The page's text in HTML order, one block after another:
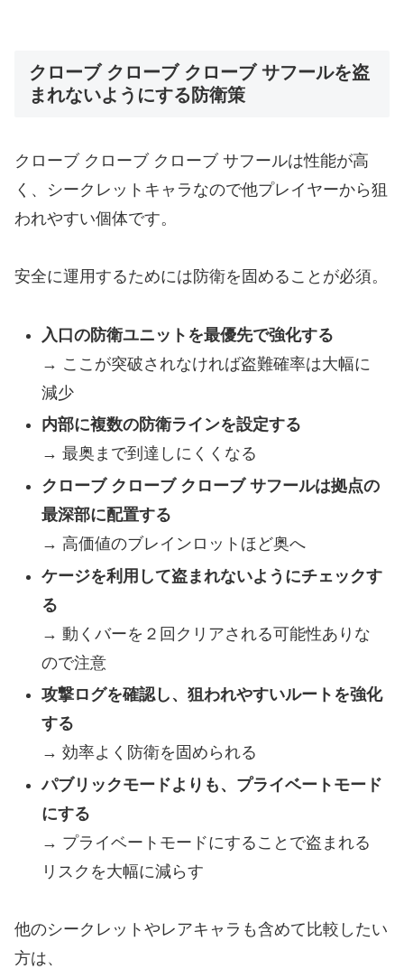
クローブ クローブ クローブ サフールを盗
まれないようにする防衛策
クローブ クローブ クローブ サフールは性能が高
く、シークレットキャラなので他プレイヤーから狙
われやすい個体です。
安全に運用するためには防衛を固めることが必須。
入口の防衛ユニットを最優先で強化する
→ ここが突破されなければ盗難確率は大幅に
減少
内部に複数の防衛ラインを設定する
→ 最奥まで到達しにくくなる
クローブ クローブ クローブ サフールは拠点の
最深部に配置する
→ 高価値のブレインロットほど奥へ
ケージを利用して盗まれないようにチェックす
る
→ 動くバーを２回クリアされる可能性ありな
ので注意
攻撃ログを確認し、狙われやすいルートを強化
する
→ 効率よく防衛を固められる
パブリックモードよりも、プライベートモード
にする
→ プライベートモードにすることで盗まれる
リスクを大幅に減らす
他のシークレットやレアキャラも含めて比較したい
方は、